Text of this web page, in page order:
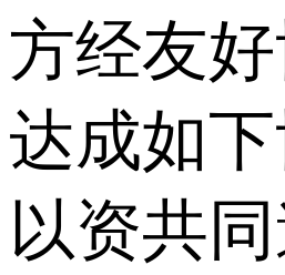
方经友好
达成如下
以资共同